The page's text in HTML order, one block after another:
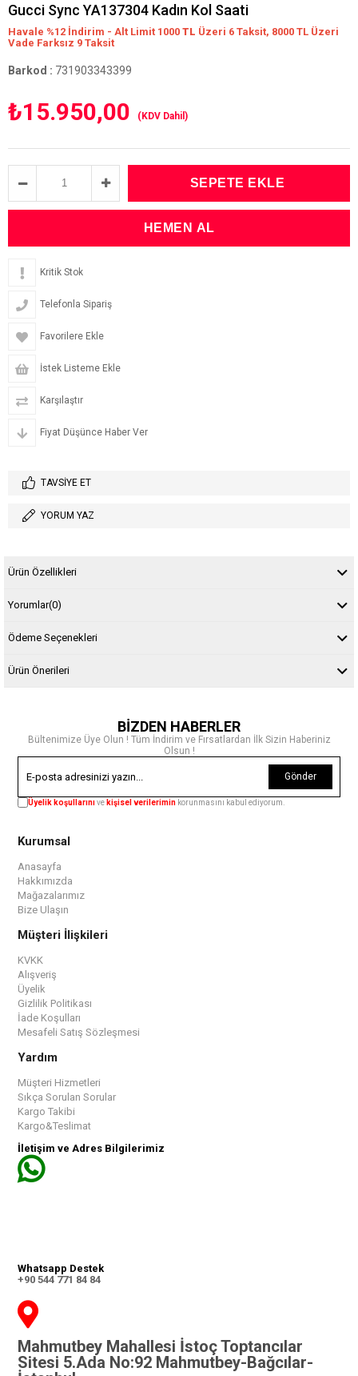
Gucci Sync YA137304 Kadın Kol Saati
Havale %12 İndirim - Alt Limit 1000 TL Üzeri 6 Taksit, 8000 TL Üzeri
Vade Farksız 9 Taksit
Barkod : 731903343399
₺15.950,00 (KDV Dahil)
Kritik Stok
Telefonla Sipariş
Favorilere Ekle
İstek Listeme Ekle
Karşılaştır
Fiyat Düşünce Haber Ver
TAVSIYE ET
YORUM YAZ
Ürün Özellikleri
Yorumlar(0)
Ödeme Seçenekleri
Ürün Önerileri
BİZDEN HABERLER
Bültenimize Üye Olun ! Tüm İndirim ve Fırsatlardan İlk Sizin Haberiniz
Olsun !
Gönder
Üyelik koşullarınıve kişisel verilerimin korunmasını kabul ediyorum.
Kurumsal
Anasayfa
Hakkımızda
Mağazalarımız
Bize Ulaşın
Müşteri İlişkileri
KVKK
Alışveriş
Üyelik
Gizlilik Politikası
İade Koşulları
Mesafeli Satış Sözleşmesi
Yardım
Müşteri Hizmetleri
Sıkça Sorulan Sorular
Kargo Takibi
Kargo&Teslimat
İletişim ve Adres Bilgilerimiz
Whatsapp Destek
+90 544 771 84 84
Mahmutbey Mahallesi İstoç Toptancılar
Sitesi 5.Ada No:92 Mahmutbey-Bağcılar-